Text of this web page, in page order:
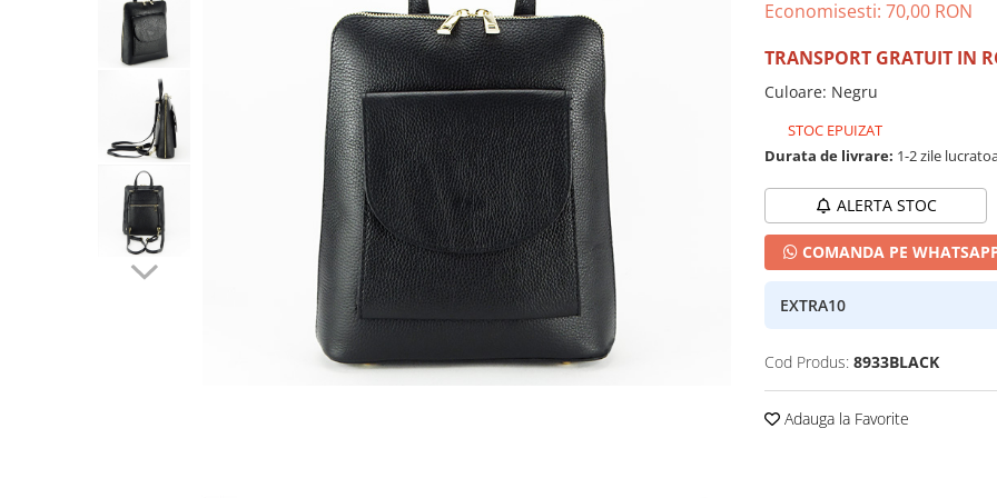
Incaltamine primavara-vara piele
Imbracaminte
Camasi si topuri
Pulovere si cardigane
Incaltaminte toamna-iarna piele
Economisesti: 70,00 RON
TRANSPORT GRATUIT IN
Culoare: Negru
STOC EPUIZAT
Durata de livrare: 1-2 zile
ALERTA STOC
COMANDA PE
EXTRA10
Cod Produs: 8933BLACK
Adauga la Favorite